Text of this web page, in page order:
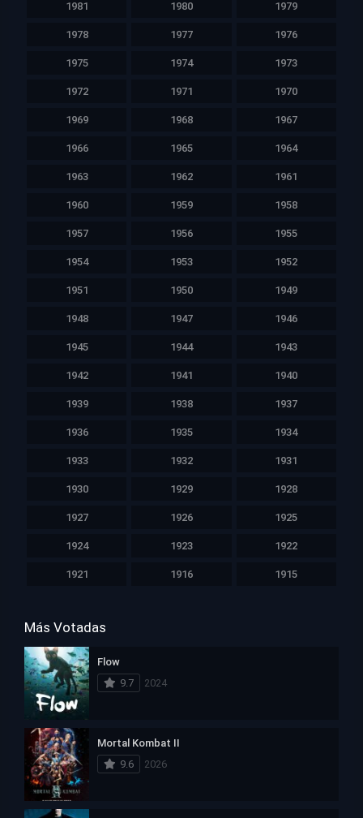
1981 1980 1979
1978 1977 1976
1975 1974 1973
1972 1971 1970
1969 1968 1967
1966 1965 1964
1963 1962 1961
1960 1959 1958
1957 1956 1955
1954 1953 1952
1951 1950 1949
1948 1947 1946
1945 1944 1943
1942 1941 1940
1939 1938 1937
1936 1935 1934
1933 1932 1931
1930 1929 1928
1927 1926 1925
1924 1923 1922
1921 1916 1915
Más Votadas
Flow
9.7
2024
Mortal Kombat II
9.6
2026